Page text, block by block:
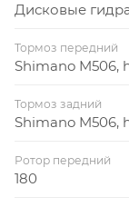
Дисковые
Тормоз передний
Shimano M506,
Тормоз задний
Shimano M506,
Ротор передний
180